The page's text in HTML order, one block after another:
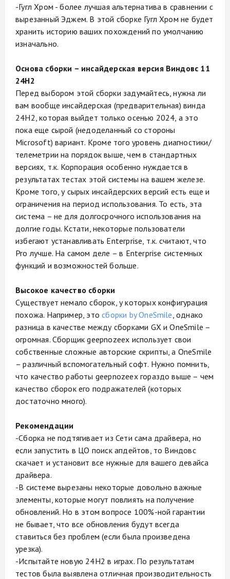
-Гугл Хром - более лучшая альтернатива в сравнении с
вырезанный Эджем. В этой сборке Гугл Хром не будет
хранить историю ваших похождений по умолчанию
изначально.
Основа сборки – инсайдерская версия Виндовс 11
24H2
Перед выбором этой сборки задумайтесь, нужна ли
вам вообще инсайдерская (предварительная) винда
24H2, которая выйдет только осенью 2024, а это
пока еще сырой (недоделанный со стороны
Microsoft) вариант. Кроме того уровень диагностики/
телеметрии на порядок выше, чем в стандартных
версиях, т.к. Корпорация особенно нуждается в
результатах тестах этой системы на вашем железе.
Кроме того, у сырых инсайдерских версий есть еще и
ограничения на период использования. То есть, эта
система – не для долгосрочного использования на
долгие годы. Кстати, некоторые пользователи
избегают устанавливать Enterprise, т.к. считают, что
Pro лучше. На самом деле – в Enterprise системных
функций и возможностей больше.
Высокое качество сборки
Существует немало сборок, у которых конфигурация
похожа. Например, этосборки by OneSmile , однако
разница в качестве между сборками GX и OneSmile –
огромная. Сборщик geepnozeex использует свои
собственные сложные авторские скрипты, а OneSmile
– различный вспомогательный софт. Нужно помнить,
что качество работы geepnozeex гораздо выше – чем
качество сборок его подражателей (которых
достаточно много).
Рекомендации
-Сборка не подтягивает из Сети сама драйвера, но
если запустить в ЦО поиск апдейтов, то Виндовс
скачает и установит все нужные для вашего девайса
драйвера.
-В системе вырезаны некоторые довольно важные
элементы, которые могут повлиять на получение
обновлений. Но в этом вопросе 100%-ной гарантии
не бывает, что все обновления будут всегда
ставиться без проблем (если была произведена
урезка).
-Испытайте новую 24H2 в играх. По результатам
тестов была выявлена отличная производительность